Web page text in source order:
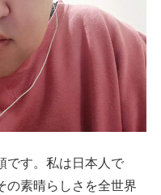
です。私は日本人で
の素晴らしさを全世界